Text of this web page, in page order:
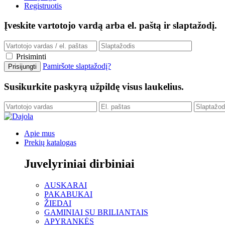
Registruotis
Įveskite vartotojo vardą arba el. paštą ir slaptažodį.
Prisiminti
Pamiršote slaptažodį?
Susikurkite paskyrą užpildę visus laukelius.
Apie mus
Prekių katalogas
Juvelyriniai dirbiniai
AUSKARAI
PAKABUKAI
ŽIEDAI
GAMINIAI SU BRILIANTAIS
APYRANKĖS